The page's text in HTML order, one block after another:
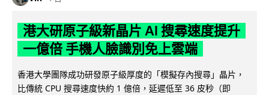
港大研原子級新晶片 AI 搜尋速度提升
一億倍 手機人臉識別免上雲端
香港大學團隊成功研發原子級厚度的「模擬存內搜尋」晶片，
比傳統 CPU 搜尋速度快約 1 億倍，延遲低至 36 皮秒（即